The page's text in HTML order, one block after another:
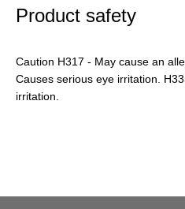
Product safety
Caution H317 - May cause an
Causes serious eye irritation.
irritation.